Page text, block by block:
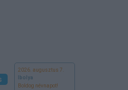
2026. augusztus 7.
Ibolya
Boldog névnapot!